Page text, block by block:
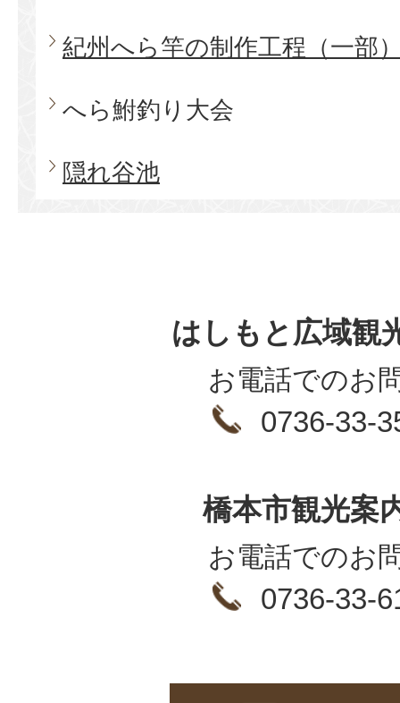
紀州へら竿の制作工程（一部
へら鮒釣り大会
隠れ谷池
はしもと広域観
お電話でのお
0736-33-
橋本市観光案
お電話でのお
0736-33-